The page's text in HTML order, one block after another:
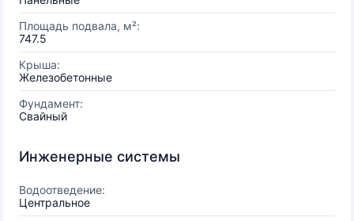
Площадь подвала, м²:
747.5
Крыша:
Железобетонные
Фундамент:
Свайный
Инженерные системы
Водоотведение:
Центральное